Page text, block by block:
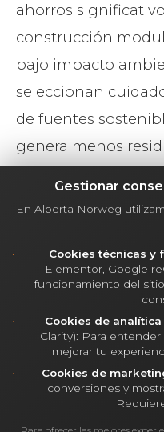
ahorros
construcción
bajo impacto
seleccionan
de fuentes
genera menos
construcción
personalizable Los
modulares pueden
preferencias del
distribución interna
exteriores. Esto
únicas que se
necesidades de
Gestionar
En Alberta Norweg
Cookies técnicas y
Elementor, Google
funcionamiento del
Cookies de analítica
Clarity): Para
mejorar tu
Cookies de
conversiones y